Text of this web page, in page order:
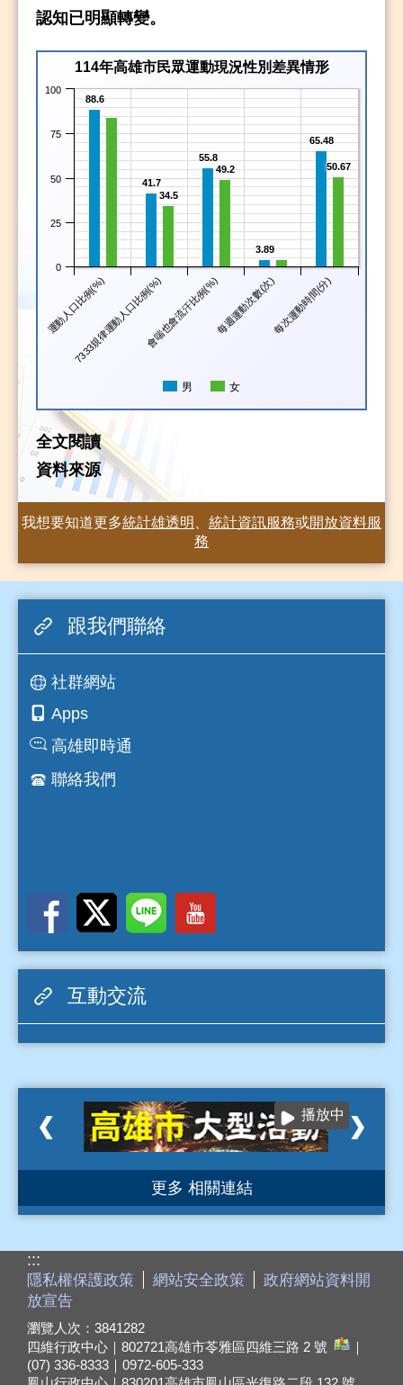
認知已明顯轉變。
114年高雄市民眾運動現況性別差異情形
88.6
41.7
55.8
3.89
65.48
34.5
49.2 50.67
男 女
運動人口比例(%)
7333規律運動人口比例(%)會喘也會流汗比例(%)每週運動次數(次)每次運動時間(分)
0
25
50
75
100
全文閱讀
資料來源
我想要知道更多統計雄透明 統計資訊服務或開放資料服
務
跟我們聯絡
社群網站
Apps
高雄即時通
聯絡我們
互動交流
播放中
更多 相關連結
:::
隱私權保護政策 網站安全政策
政府網站資料開
放宣告
瀏覽人次： 3841282
四維行政中心｜802721高雄市苓雅區四維三路 2 號
｜
(07) 336-8333｜0972-605-333